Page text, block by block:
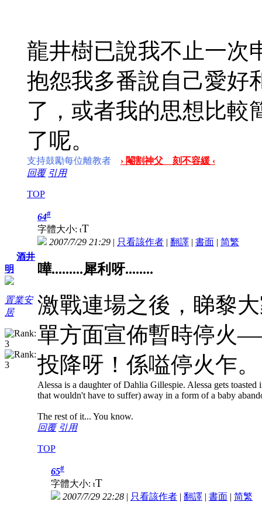
龍井樹已說我不止一次
抱怨我多番說自己愛好
了，或者我的思想比較
了呢。
支持鼓勵每位離教者
› 閹割神父 刻不容緩 ‹
回覆 引用
TOP
酒井
明
置業安
居
64#
字體大小: tT
2007/7/29 21:29 | 只看該作者 | 翻譯 | 書面 | 简繁
嘩.........犀利呀........
激戰連場之後，睇黎
單方面宣佈暫時停火
投降呀！係嗌停火乍。
Alessa is a daughter of Dahlia Gillespie. Alessa gets
that wouldn't have to suffer) away in a form of a baby
The rest of it... You know.
回覆 引用
TOP
65#
字體大小: tT
2007/7/29 22:28 | 只看該作者 | 翻譯 | 書面 | 简繁